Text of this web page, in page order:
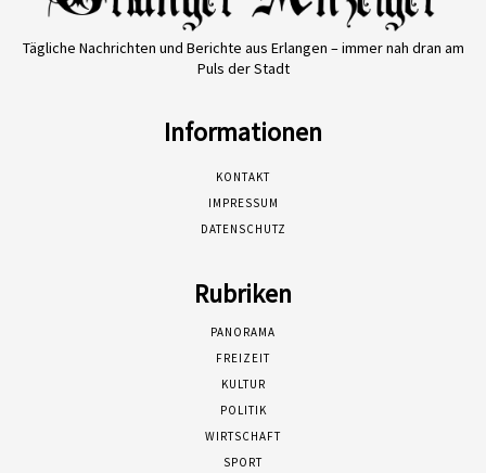
Tägliche Nachrichten und Berichte aus Erlangen – immer nah dran am
Puls der Stadt
Informationen
KONTAKT
IMPRESSUM
DATENSCHUTZ
Rubriken
PANORAMA
FREIZEIT
KULTUR
POLITIK
WIRTSCHAFT
SPORT